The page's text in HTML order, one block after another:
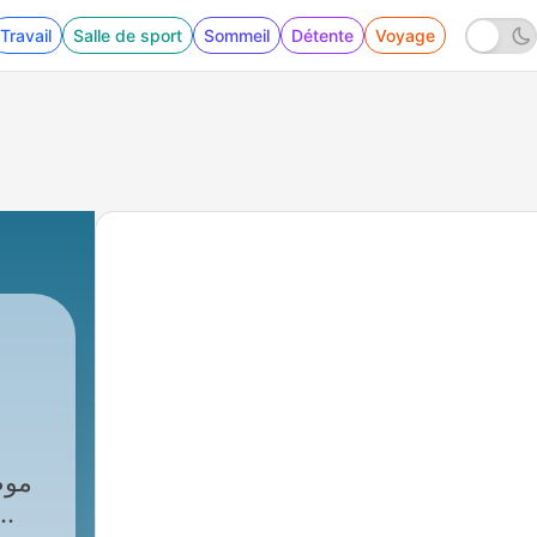
Travail Salle de sport Sommeil Détente Voyage